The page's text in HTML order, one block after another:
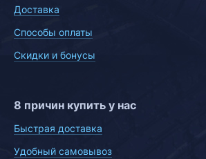
Доставка
Способы оплаты
Скидки и бонусы
8 причин купить у нас
Быстрая доставка
Удобный самовывоз